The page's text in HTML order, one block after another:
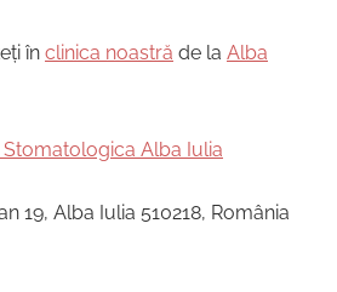
în clinica noastră de la Alba
Stomatologica Alba Iulia
19, Alba Iulia 510218, România